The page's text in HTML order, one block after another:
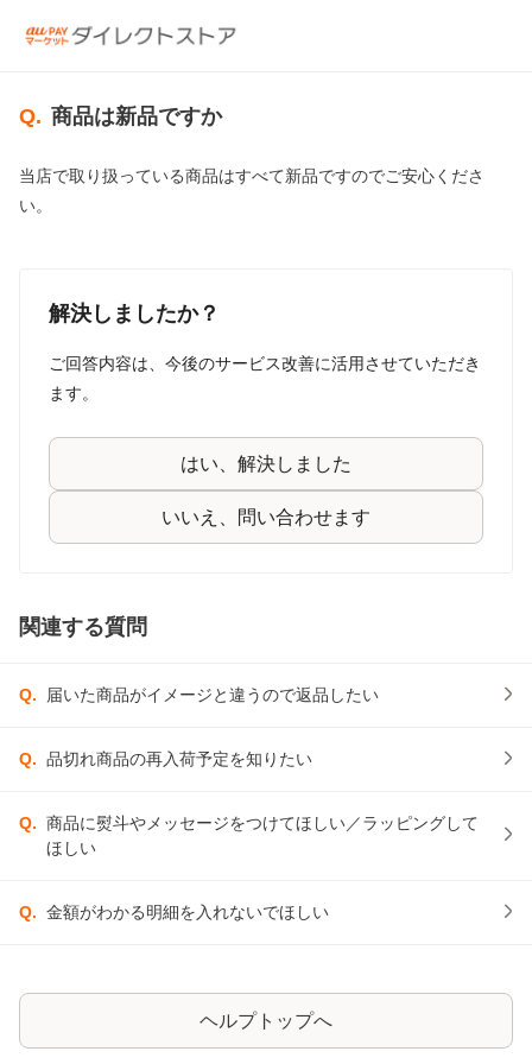
Q. 商品は新品ですか
当店で取り扱っている商品はすべて新品ですのでご安心くださ
い。
解決しましたか？
ご回答内容は、今後のサービス改善に活用させていただき
ます。
はい、解決しました
いいえ、問い合わせます
関連する質問
Q. 届いた商品がイメージと違うので返品したい
Q. 品切れ商品の再入荷予定を知りたい
Q. 商品に熨斗やメッセージをつけてほしい／ラッピングして
ほしい
Q. 金額がわかる明細を入れないでほしい
ヘルプトップへ